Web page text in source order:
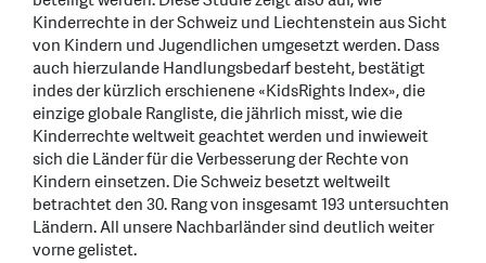
Kinderrechte in der Schweiz und Liechtenstein aus Sicht
von Kindern und Jugendlichen umgesetzt werden. Dass
auch hierzulande Handlungsbedarf besteht, bestätigt
indes der kürzlich erschienene «KidsRights Index», die
einzige globale Rangliste, die jährlich misst, wie die
Kinderrechte weltweit geachtet werden und inwieweit
sich die Länder für die Verbesserung der Rechte von
Kindern einsetzen. Die Schweiz besetzt weltweilt
betrachtet den 30. Rang von insgesamt 193 untersuchten
Ländern. All unsere Nachbarländer sind deutlich weiter
vorne gelistet.